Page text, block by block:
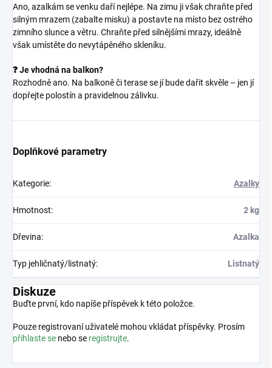
Ano, azalkám se venku daří nejlépe. Na zimu ji však chraňte před
silným mrazem (zabalte misku) a postavte na místo bez ostrého
zimního slunce a větru. Chraňte před silnějšími mrazy, ideálně
však umístěte do nevytápěného skleníku.
❓ Je vhodná na balkon?
Rozhodně ano. Na balkoně či terase se jí bude dařit skvěle – jen jí
dopřejte polostín a pravidelnou zálivku.
Doplňkové parametry
Kategorie: Azalky
Hmotnost: 2 kg
Dřevina: Azalka
Typ jehličnatý/listnatý: Listnatý
Diskuze
Buďte první, kdo napíše příspěvek k této položce.
Pouze registrovaní uživatelé mohou vkládat příspěvky. Prosím
přihlaste se nebo se registrujte.